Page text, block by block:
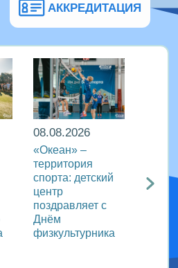
АККРЕДИТАЦИЯ
08.08.2026
«Океан» –
территория
спорта: детский
центр
поздравляет с
Днём
физкультурника